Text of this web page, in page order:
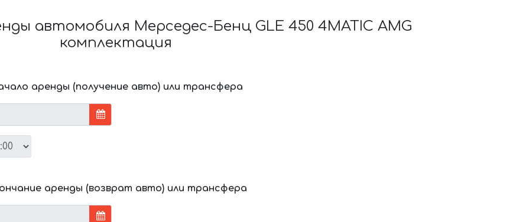
автомобиля Мерседес-Бенц GLE 450 4MATIC AMG
комплектация
аренды (получение авто) или трансфера
аренды (возврат авто) или трансфера